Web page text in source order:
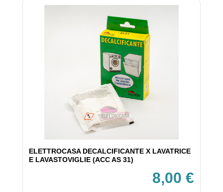
ELETTROCASA DECALCIFICANTE X LAVATRICE
E LAVASTOVIGLIE (ACC AS 31)
8,00 €